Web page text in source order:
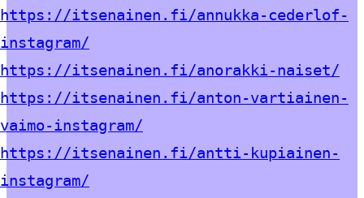
https://itsenainen.fi/annukka-cederlof-
instagram/
https://itsenainen.fi/anorakki-naiset/
https://itsenainen.fi/anton-vartiainen-
vaimo-instagram/
https://itsenainen.fi/antti-kupiainen-
instagram/